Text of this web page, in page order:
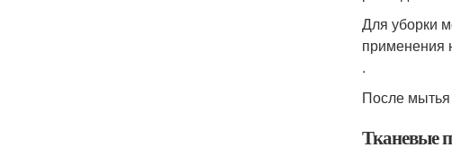
Для уборки
применения
.
После мытья
Тканевые